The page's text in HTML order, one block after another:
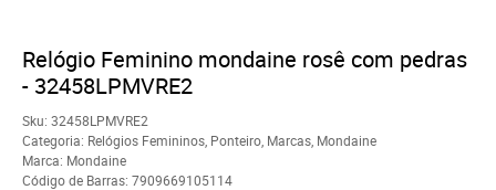
Relógio Feminino mondaine rosê com pedras
- 32458LPMVRE2
Sku: 32458LPMVRE2
Categoria: Relógios Femininos Ponteiro Marcas Mondaine
Marca: Mondaine
Código de Barras: 7909669105114